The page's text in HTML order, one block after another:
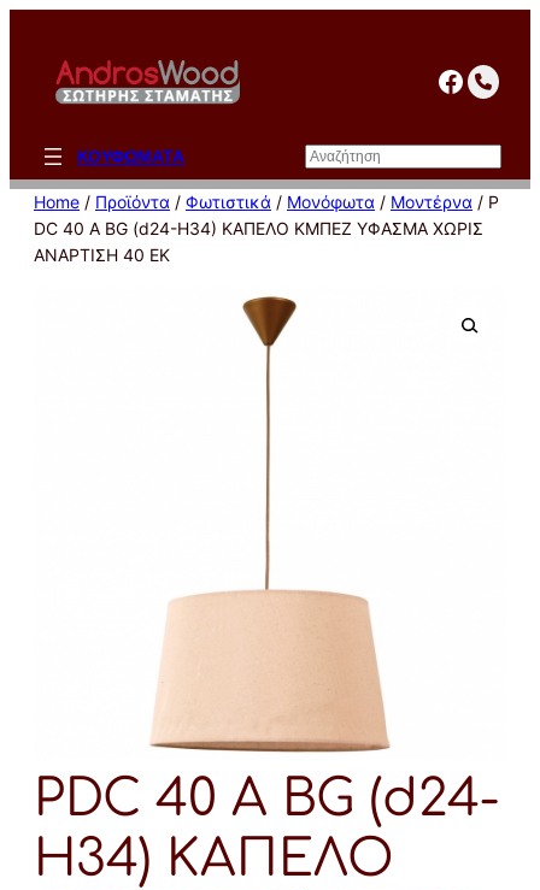
περιεχόμενο
ΚΟΥΦΩΜΑΤΑ Αναζήτηση
Home / Προϊόντα / Φωτιστικά / Μονόφωτα / Μοντέρνα / P
DC 40 A BG (d24-H34) ΚΑΠΕΛΟ KΜΠΕΖ ΥΦΑΣΜΑ ΧΩΡΙΣ
ΑΝΑΡΤΙΣΗ 40 ΕΚ
PDC 40 A BG (d24-
H34) ΚΑΠΕΛΟ